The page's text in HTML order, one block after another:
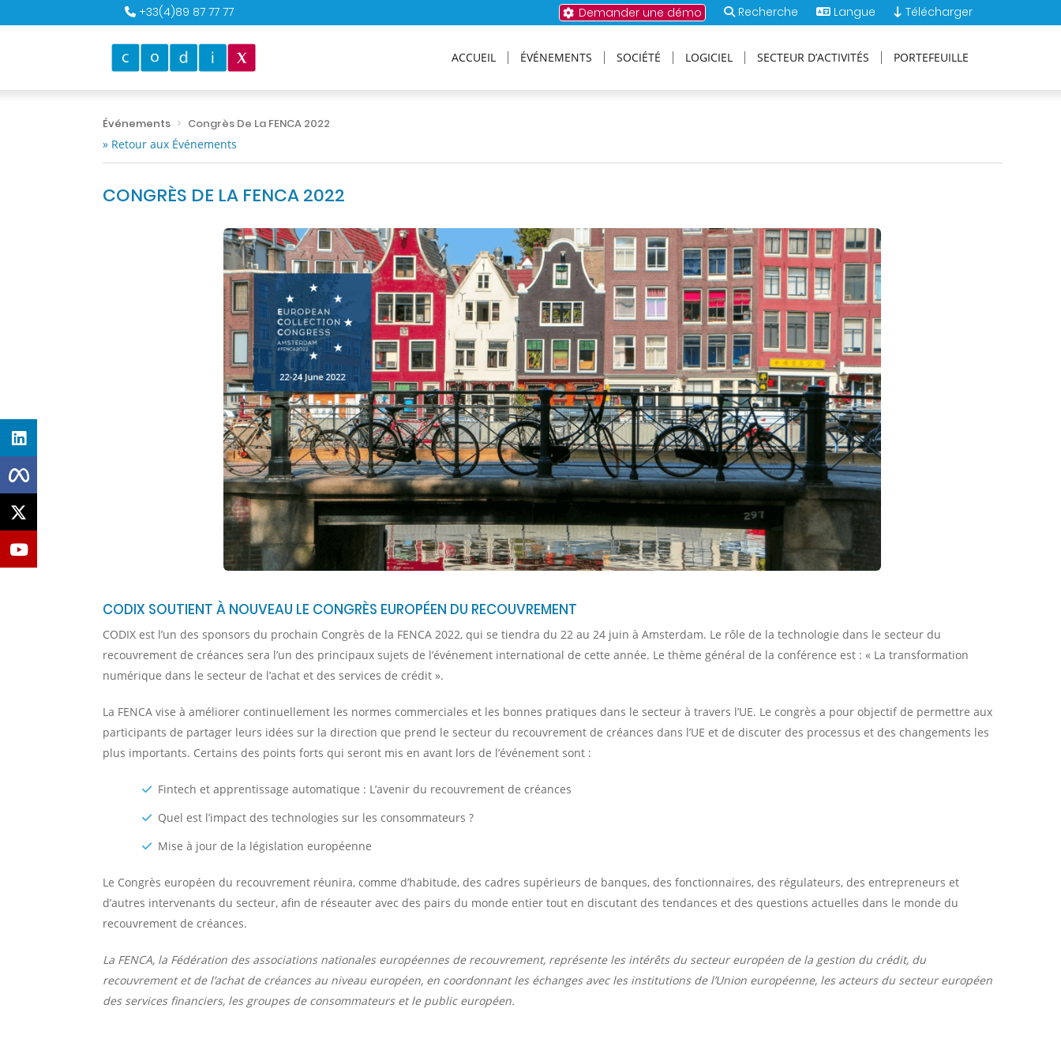
+33(4)89 87 77 77 Demander une démo Recherche Langue Télécharger
ACCUEIL ÉVÉNEMENTS SOCIÉTÉ LOGICIEL SECTEUR D’ACTIVITÉS PORTEFEUILLE
Événements
Congrès De La FENCA 2022
» Retour aux Événements
CONGRÈS DE LA FENCA 2022
CODIX SOUTIENT À NOUVEAU LE CONGRÈS EUROPÉEN DU RECOUVREMENT
CODIX est l’un des sponsors du prochain Congrès de la FENCA 2022, qui se tiendra du 22 au 24 juin à Amsterdam. Le rôle de la technologie dans le secteur du
recouvrement de créances sera l’un des principaux sujets de l’événement international de cette année. Le thème général de la conférence est : « La transformation
numérique dans le secteur de l’achat et des services de crédit ».
La FENCA vise à améliorer continuellement les normes commerciales et les bonnes pratiques dans le secteur à travers l’UE. Le congrès a pour objectif de permettre aux
participants de partager leurs idées sur la direction que prend le secteur du recouvrement de créances dans l’UE et de discuter des processus et des changements les
plus importants. Certains des points forts qui seront mis en avant lors de l’événement sont :
Fintech et apprentissage automatique : L’avenir du recouvrement de créances
Quel est l’impact des technologies sur les consommateurs ?
Mise à jour de la législation européenne
Le Congrès européen du recouvrement réunira, comme d’habitude, des cadres supérieurs de banques, des fonctionnaires, des régulateurs, des entrepreneurs et
d’autres intervenants du secteur, afin de réseauter avec des pairs du monde entier tout en discutant des tendances et des questions actuelles dans le monde du
recouvrement de créances.
La FENCA, la Fédération des associations nationales européennes de recouvrement, représente les intérêts du secteur européen de la gestion du crédit, du
recouvrement et de l’achat de créances au niveau européen, en coordonnant les échanges avec les institutions de l’Union européenne, les acteurs du secteur européen
des services financiers, les groupes de consommateurs et le public européen.